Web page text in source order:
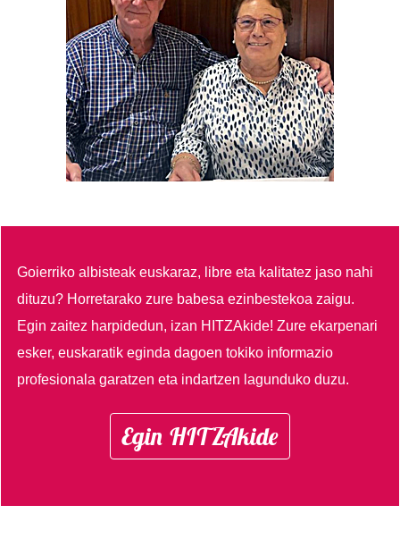
Goierriko albisteak euskaraz, libre eta kalitatez jaso nahi
dituzu? Horretarako zure babesa ezinbestekoa zaigu.
Egin zaitez harpidedun, izan HITZAkide!Zure ekarpenari
esker, euskaratik eginda dagoen tokiko informazio
profesionala garatzen eta indartzen lagunduko duzu.
Egin HITZAkide